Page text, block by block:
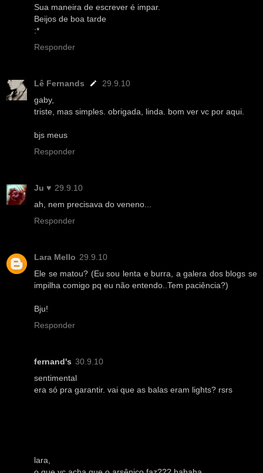
Sua maneira de escrever é impar.
Beijos de boa tarde
:*
Responder
Lê Fernands
29.9.10
gaby,
triste, mas simples. obrigada, linda. bom ver vc por aqui.
bjs meus
Responder
Ju ♥ 29.9.10
ah, nem precisava do veneno...
Responder
Lara Mello 29.9.10
Ele se matou? (Eu sou lenta e burra, a galera dos blogs se
impilha comigo pq eu não entendo..Tem paciência?)
Bju!
Responder
fernand's 30.9.10
sentimental
era só pra garantir. vai que as balas eram lights? rsrs
lara,